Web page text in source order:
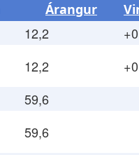
Árangur
12,2
12,2
59,6
59,6